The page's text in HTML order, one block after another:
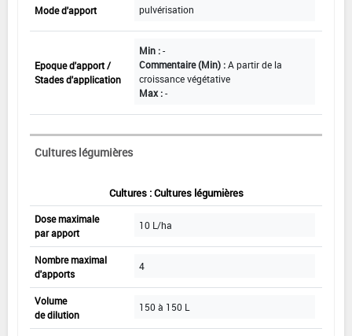
Mode d'apport pulvérisation
Epoque d'apport /
Stades d'application
Min :-
Commentaire (Min) :A partir de la
croissance végétative
Max :-
Cultures légumières
Cultures : Cultures légumières
Dose maximale
par apport
10 L/ha
Nombre maximal
d'apports
4
Volume
de dilution
150 à 150 L